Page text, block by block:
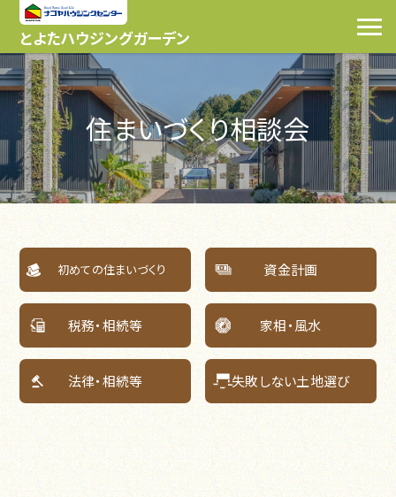
とよたハウジングガーデン
住まいづくり相談会
初めての住まいづくり 資金計画
税務・相続等 家相・風水
法律・相続等 失敗しない土地選び